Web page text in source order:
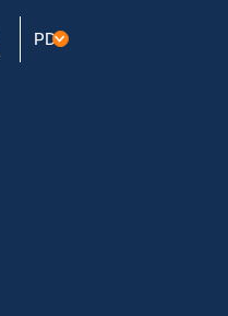
Suche
PDöffnen